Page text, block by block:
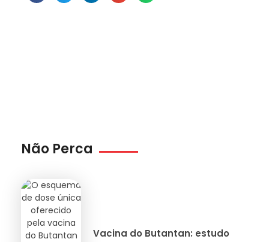
Não Perca
Vacina do Butantan: estudo